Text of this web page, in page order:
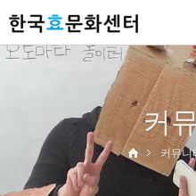
커
커뮤니